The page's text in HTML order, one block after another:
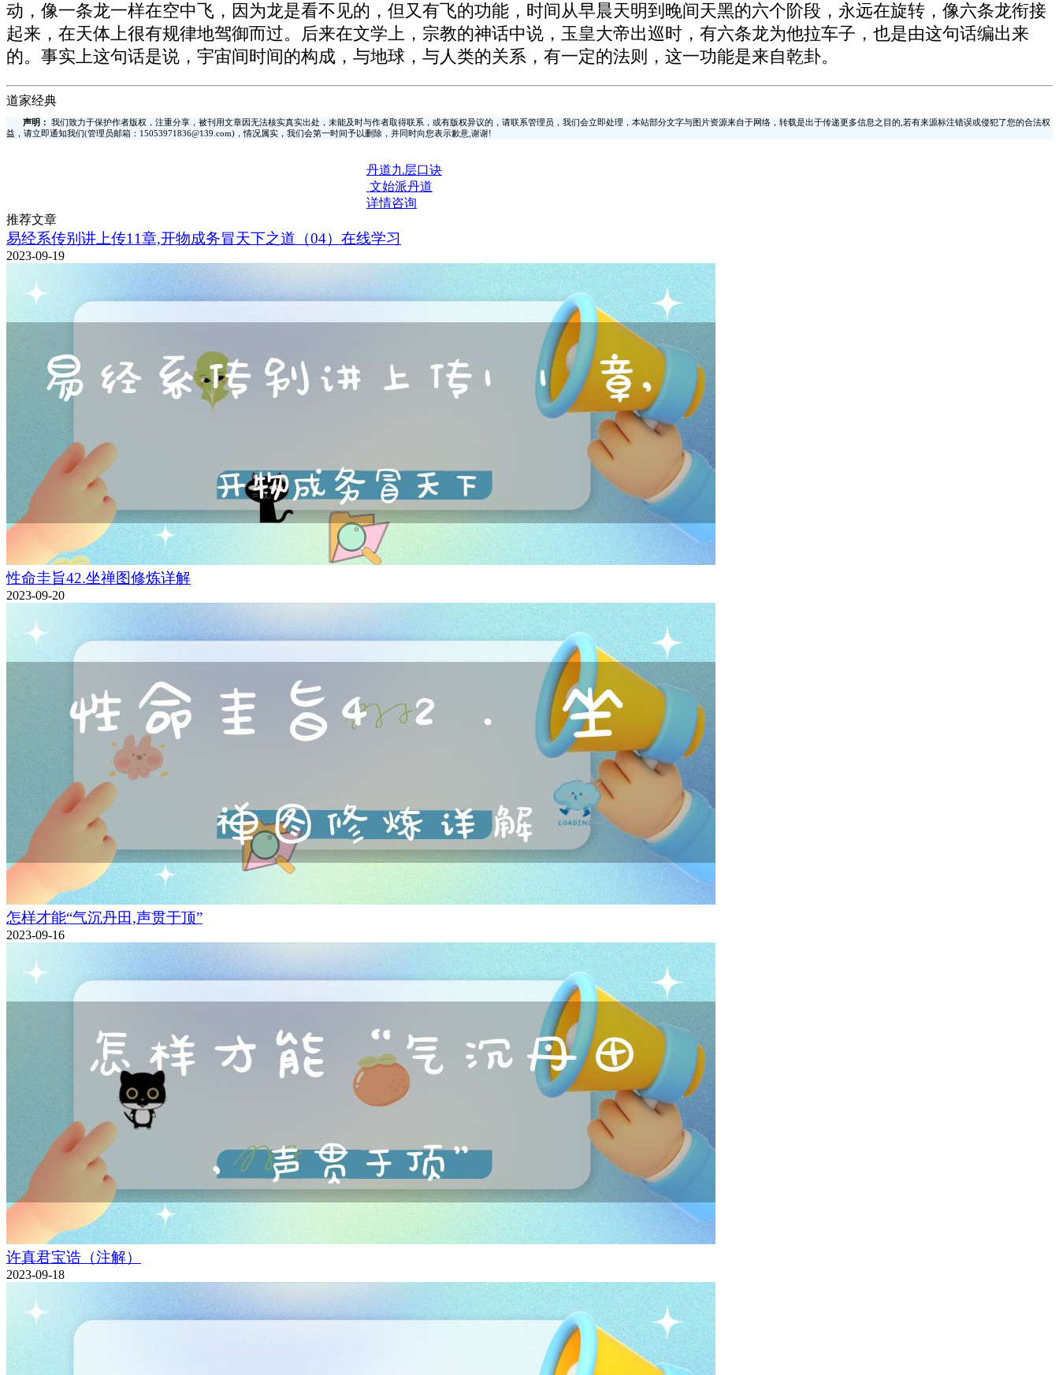
动，像一条龙一样在空中飞，因为龙是看不见的，但又有飞的功能，时间从早晨天明到晚间天黑的六个阶段，永远在旋转，像六条龙衔接
起来，在天体上很有规律地驾御而过。后来在文学上，宗教的神话中说，玉皇大帝出巡时，有六条龙为他拉车子，也是由这句话编出来
的。事实上这句话是说，宇宙间时间的构成，与地球，与人类的关系，有一定的法则，这一功能是来自乾卦。
道家经典
声明：
我们致力于保护作者版权，注重分享，被刊用文章因无法核实真实出处，未能及时与作者取得联系，或有版权异议的，请联系管理员，我们会立即处理，本站部分文字与图片资源来自于网络，转载是出于传递更多信息之目的,若有来源标注错误或侵犯了您的合法权
益，请立即通知我们(管理员邮箱：15053971836@139.com)，情况属实，我们会第一时间予以删除，并同时向您表示歉意,谢谢!
丹道九层口诀
文始派丹道
详情咨询
推荐文章
易经系传别讲上传11章,开物成务冒天下之道（04）在线学习
2023-09-19
性命圭旨42.坐禅图修炼详解
2023-09-20
怎样才能“气沉丹田,声贯于顶”
2023-09-16
许真君宝诰（注解）
2023-09-18